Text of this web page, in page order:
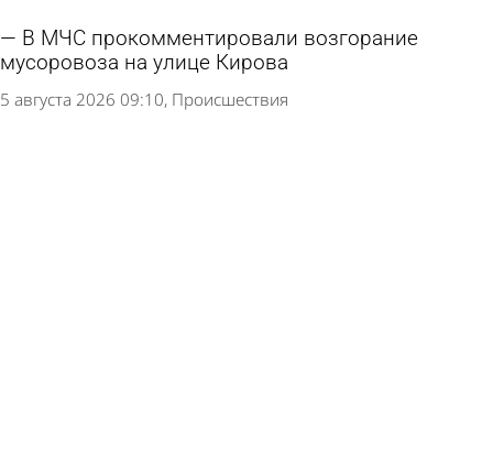
В МЧС прокомментировали возгорание
мусоровоза на улице Кирова
5 августа 2026 09:10 Происшествия